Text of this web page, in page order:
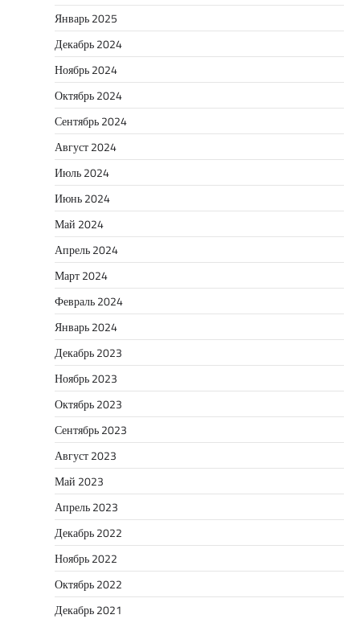
Январь 2025
Декабрь 2024
Ноябрь 2024
Октябрь 2024
Сентябрь 2024
Август 2024
Июль 2024
Июнь 2024
Май 2024
Апрель 2024
Март 2024
Февраль 2024
Январь 2024
Декабрь 2023
Ноябрь 2023
Октябрь 2023
Сентябрь 2023
Август 2023
Май 2023
Апрель 2023
Декабрь 2022
Ноябрь 2022
Октябрь 2022
Декабрь 2021